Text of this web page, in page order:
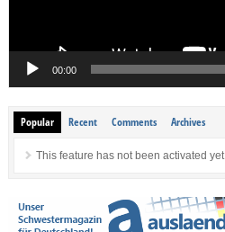
00:00
Popular Recent Comments Archives
This feature has not been activated yet.